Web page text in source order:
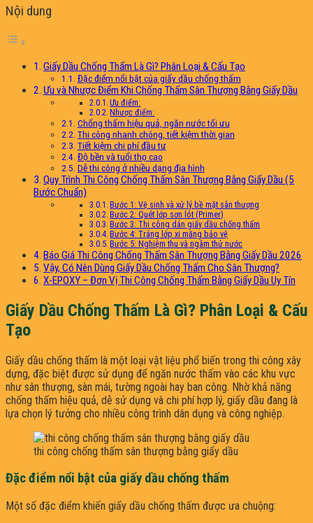
Nội dung
Giấy Dầu Chống Thấm Là Gì? Phân Loại & Cấu Tạo
Đặc điểm nổi bật của giấy dầu chống thấm
Ưu và Nhược Điểm Khi Chống Thấm Sân Thượng Bằng Giấy Dầu
Ưu điểm:
Nhược điểm:
Chống thấm hiệu quả, ngăn nước tối ưu
Thi công nhanh chóng, tiết kiệm thời gian
Tiết kiệm chi phí đầu tư
Độ bền và tuổi thọ cao
Dễ thi công ở nhiều dạng địa hình
Quy Trình Thi Công Chống Thấm Sân Thượng Bằng Giấy Dầu (5
Bước Chuẩn)
Bước 1: Vệ sinh và xử lý bề mặt sân thượng
Bước 2: Quét lớp sơn lót (Primer)
Bước 3: Thi công dán giấy dầu chống thấm
Bước 4: Tráng lớp xi măng bảo vệ
Bước 5: Nghiệm thu và ngâm thử nước
Báo Giá Thi Công Chống Thấm Sân Thượng Bằng Giấy Dầu 2026
Vậy, Có Nên Dùng Giấy Dầu Chống Thấm Cho Sân Thượng?
X-EPOXY – Đơn Vị Thi Công Chống Thấm Bằng Giấy Dầu Uy Tín
Giấy Dầu Chống Thấm Là Gì? Phân Loại & Cấu
Tạo
Giấy dầu chống thấm là một loại vật liệu phổ biến trong thi công xây
dựng, đặc biệt được sử dụng để ngăn nước thấm vào các khu vực
như sân thượng, sàn mái, tường ngoài hay ban công. Nhờ khả năng
chống thấm hiệu quả, dễ sử dụng và chi phí hợp lý, giấy dầu đang là
lựa chọn lý tưởng cho nhiều công trình dân dụng và công nghiệp.
thi công chống thấm sân thượng bằng giấy dầu
Đặc điểm nổi bật của giấy dầu chống thấm
Một số đặc điểm khiến giấy dầu chống thấm được ưa chuộng: